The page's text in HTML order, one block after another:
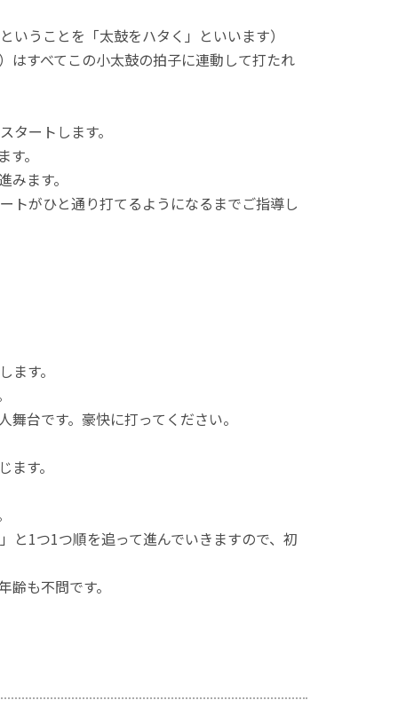
うことを「太鼓をハタく」といいます）
はすべてこの小太鼓の拍子に連動して打たれ
ートします。
。
ます。
トがひと通り打てるようになるまでご指導し
す。
台です。豪快に打ってください。
す。
1つ1つ順を追って進んでいきますので、初
も不問です。